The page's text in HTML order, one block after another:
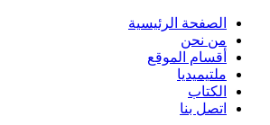
الصفحة الرئيسية
من نحن
أقسام الموقع
ملتيميديا
الكتاب
اتصل بنا